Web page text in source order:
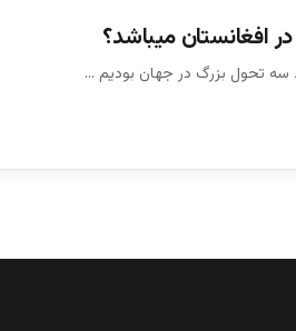
افغانستان میباشد؟